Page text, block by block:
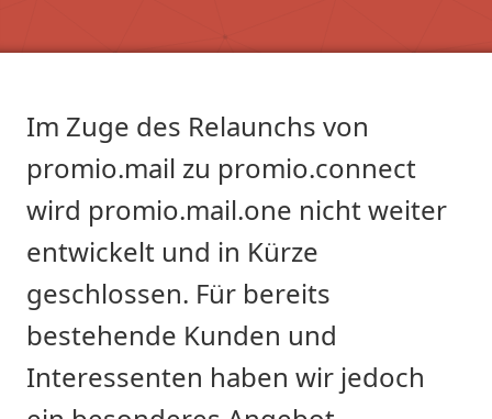
Im Zuge des Relaunchs von
promio.mail zu promio.connect
wird promio.mail.one nicht weiter
entwickelt und in Kürze
geschlossen. Für bereits
bestehende Kunden und
Interessenten haben wir jedoch